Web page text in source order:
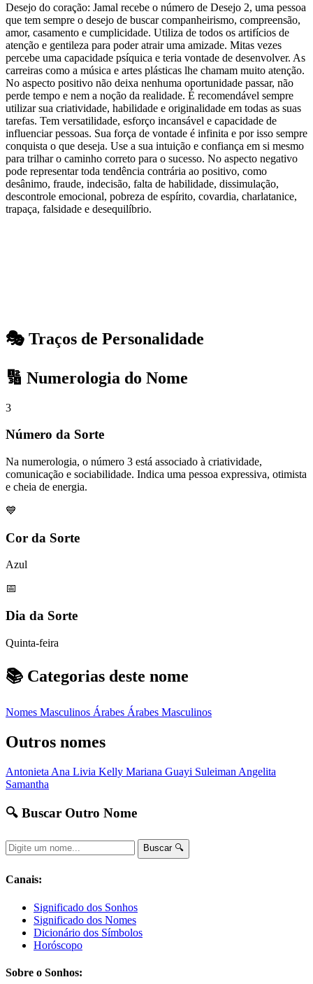
Desejo do coração: Jamal recebe o número de Desejo 2, uma pessoa
que tem sempre o desejo de buscar companheirismo, compreensão,
amor, casamento e cumplicidade. Utiliza de todos os artifícios de
atenção e gentileza para poder atrair uma amizade. Mitas vezes
percebe uma capacidade psíquica e teria vontade de desenvolver. As
carreiras como a música e artes plásticas lhe chamam muito atenção.
No aspecto positivo não deixa nenhuma oportunidade passar, não
perde tempo e nem a noção da realidade. É recomendável sempre
utilizar sua criatividade, habilidade e originalidade em todas as suas
tarefas. Tem versatilidade, esforço incansável e capacidade de
influenciar pessoas. Sua força de vontade é infinita e por isso sempre
conquista o que deseja. Use a sua intuição e confiança em si mesmo
para trilhar o caminho correto para o sucesso. No aspecto negativo
pode representar toda tendência contrária ao positivo, como
desânimo, fraude, indecisão, falta de habilidade, dissimulação,
descontrole emocional, pobreza de espírito, covardia, charlatanice,
trapaça, falsidade e desequilíbrio.
🎭 Traços de Personalidade
🔢 Numerologia do Nome
3
Número da Sorte
Na numerologia, o número 3 está associado à criatividade,
comunicação e sociabilidade. Indica uma pessoa expressiva, otimista
e cheia de energia.
💙
Cor da Sorte
Azul
📅
Dia da Sorte
Quinta-feira
📚 Categorias deste nome
Nomes Masculinos Árabes Árabes Masculinos
Outros nomes
Antonieta Ana Livia Kelly Mariana Guayi Suleiman Angelita
Samantha
🔍 Buscar Outro Nome
Buscar 🔍
Canais:
Significado dos Sonhos
Significado dos Nomes
Dicionário dos Símbolos
Horóscopo
Sobre o Sonhos: